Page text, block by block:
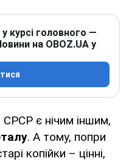
курсі головного —
на OBOZ.UA у
СРСР є нічим іншим,
. А тому, попри
копійки – цінні,